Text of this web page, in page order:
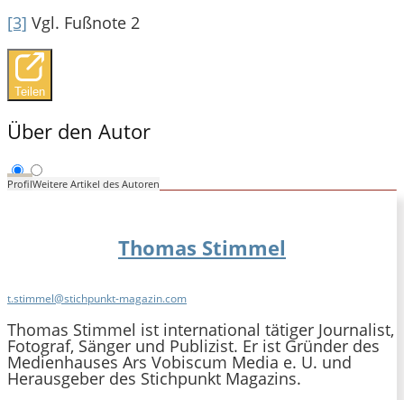
[3] Vgl. Fußnote 2
Teilen
Über den Autor
ProfilWeitere Artikel des Autoren
Thomas Stimmel
t.stimmel@stichpunkt-magazin.com
Thomas Stimmel ist international tätiger Journalist,
Fotograf, Sänger und Publizist. Er ist Gründer des
Medienhauses Ars Vobiscum Media e. U. und
Herausgeber des Stichpunkt Magazins.